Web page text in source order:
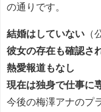
の通りです。
結婚はしていない （
彼女の存在も確認さ
熱愛報道もなし
現在は独身で仕事に
今後の梅澤アナのプ